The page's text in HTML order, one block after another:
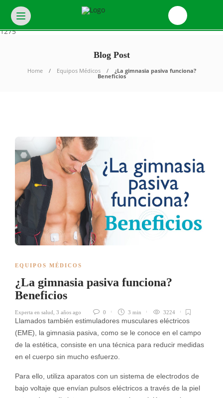
Warning: Invalid argument supplied for foreach() in
/var/www/html/wp-
content/plugins/unyson/framework/helpers/general.php
1275
Blog Post
Home Equipos Médicos ¿La gimnasia pasiva funciona?
Beneficios
EQUIPOS MÉDICOS
¿La gimnasia pasiva funciona?
Beneficios
Experta en salud 3 años ago 0 3 min 3224
Llamados también estimuladores musculares eléctricos
(EME), la gimnasia pasiva, como se le conoce en el campo
de la estética, consiste en una técnica para reducir medidas
en el cuerpo sin mucho esfuerzo.
Para ello, utiliza aparatos con un sistema de electrodos de
bajo voltaje que envían pulsos eléctricos a través de la piel